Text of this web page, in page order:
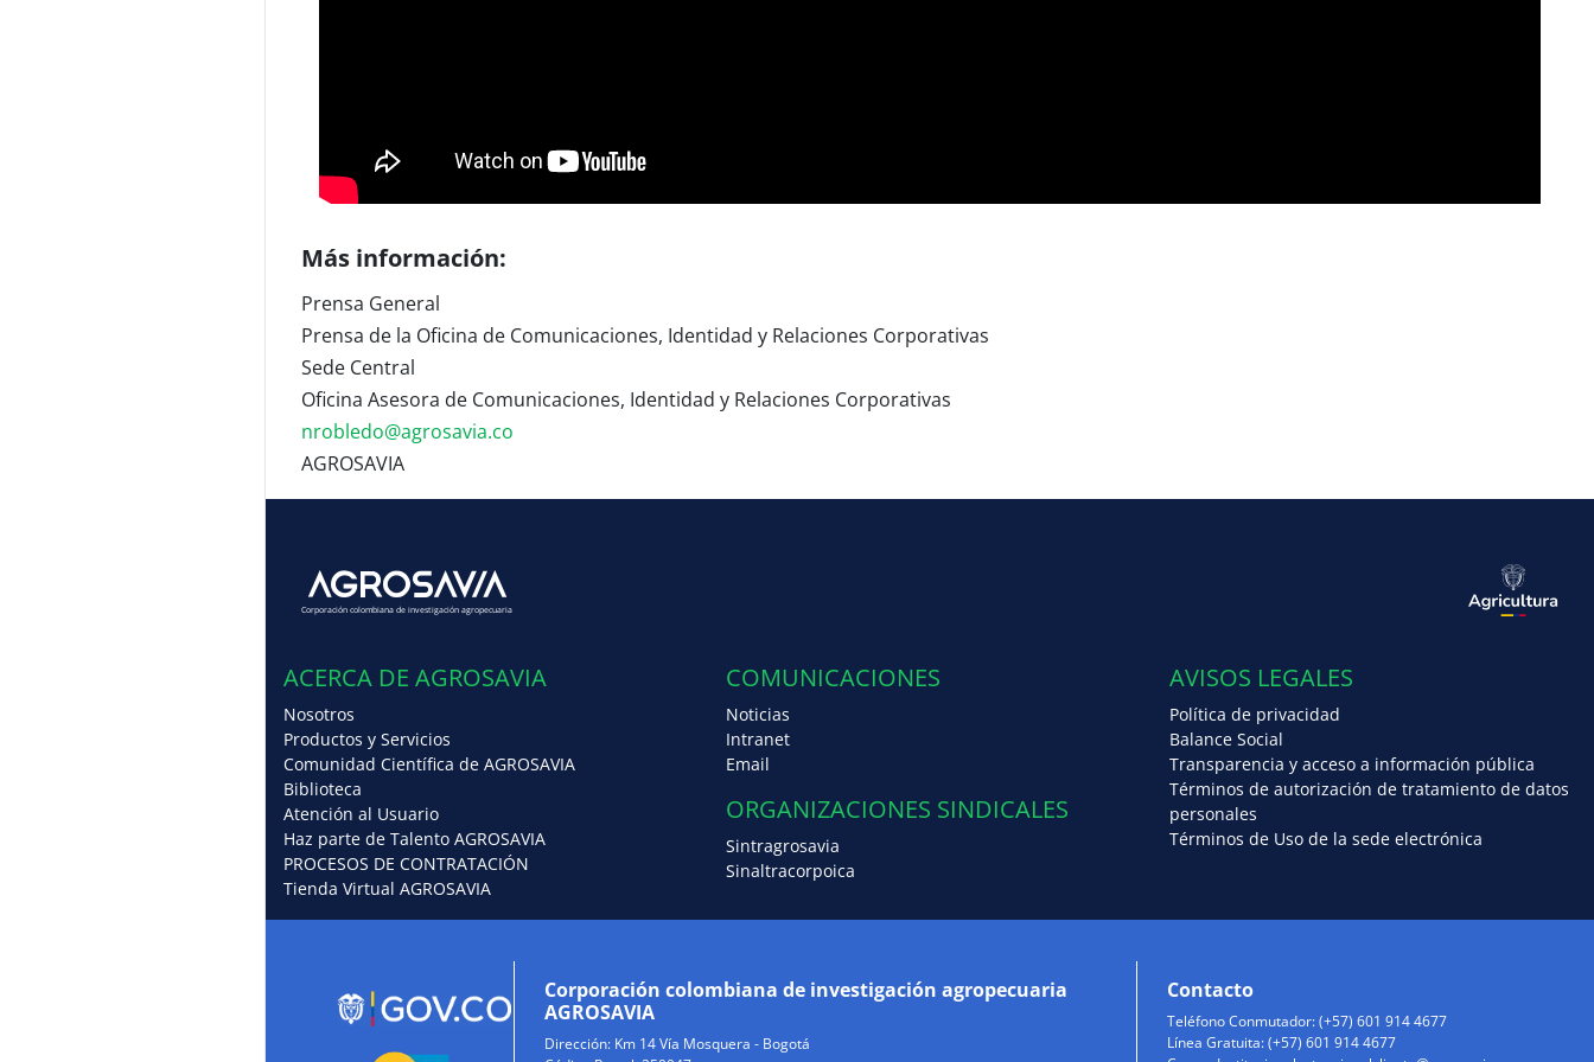
Más información:
Prensa General
Prensa de la Oficina de Comunicaciones, Identidad y Relaciones Corporativas
Sede Central
Oficina Asesora de Comunicaciones, Identidad y Relaciones Corporativas
nrobledo@agrosavia.co
AGROSAVIA
Corporación colombiana de investigación agropecuaria
ACERCA DE AGROSAVIA
Nosotros
Productos y Servicios
Comunidad Científica de AGROSAVIA
Biblioteca
Atención al Usuario
Haz parte de Talento AGROSAVIA
PROCESOS DE CONTRATACIÓN
Tienda Virtual AGROSAVIA
COMUNICACIONES
Noticias
Intranet
Email
ORGANIZACIONES SINDICALES
Sintragrosavia
Sinaltracorpoica
AVISOS LEGALES
Política de privacidad
Balance Social
Transparencia y acceso a información pública
Términos de autorización de tratamiento de datos
personales
Términos de Uso de la sede electrónica
Corporación colombiana de investigación agropecuaria
AGROSAVIA
Dirección: Km 14 Vía Mosquera - Bogotá
Contacto
Teléfono Conmutador: (+57) 601 914 4677
Línea Gratuita: (+57) 601 914 4677